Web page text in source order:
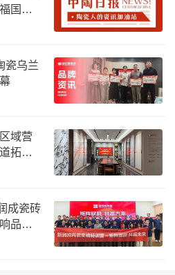
国际
5千万
瓷乌兰
域营
拓展
成瓷砖
品牌